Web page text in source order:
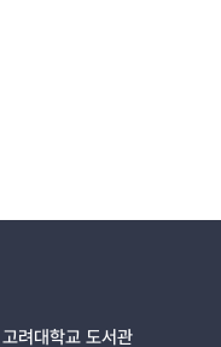
려대학교 도서관